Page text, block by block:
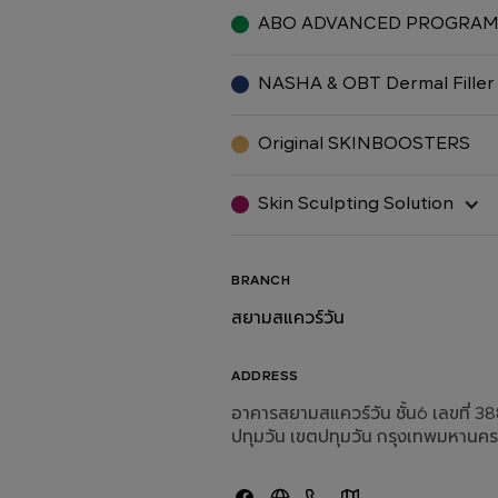
ABO ADVANCED PROGRAM
NASHA & OBT Dermal Filler
Original SKINBOOSTERS
Skin Sculpting Solution
BRANCH
สยามสแควร์วัน
ADDRESS
อาคารสยามสแควร์วัน ชั้น6 เลขที่
ปทุมวัน เขตปทุมวัน กรุงเทพมหานคร